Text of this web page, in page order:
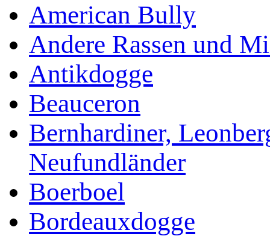
American Bully
Andere Rassen und
Antikdogge
Beauceron
Bernhardiner,
Neufundländer
Boerboel
Bordeauxdogge